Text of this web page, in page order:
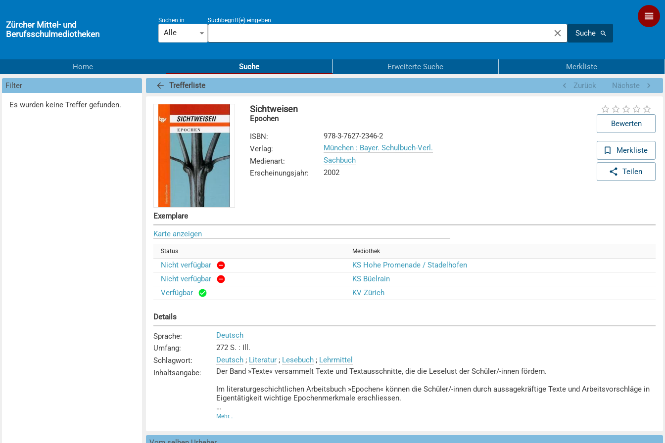
Zürcher Mittel- und
Berufsschulmediotheken
Suchen in
Alle
Suchbegriff(e) eingeben
Suche
Home Suche Erweiterte Suche Merkliste
Filter
Es wurden keine Treffer gefunden.
Trefferliste Zurück Nächste
Sichtweisen
Epochen
ISBN:
978-3-7627-2346-2
Verlag:
München : Bayer. Schulbuch-Verl.
Medienart:
Sachbuch
Erscheinungsjahr: 2002
Bewerten
Merkliste
Teilen
Exemplare
Karte anzeigen
Status Mediothek
Nicht verfügbar
KS Hohe Promenade / Stadelhofen
Nicht verfügbar
KS Büelrain
Verfügbar
KV Zürich
Details
Sprache:
Deutsch
Umfang:
272 S. : Ill.
Schlagwort: Deutsch; Literatur; Lesebuch; Lehrmittel
Inhaltsangabe:
Der Band »Texte« versammelt Texte und Textausschnitte, die die Leselust der Schüler/-innen fördern.
Im literaturgeschichtlichen Arbeitsbuch »Epochen« können die Schüler/-innen durch aussagekräftige Texte und Arbeitsvorschläge in
Eigentätigkeit wichtige Epochenmerkmale erschliessen.
Grundlegende Arbeitstechniken im Umgang mit Sprache und Literatur vermittelt Schritt für Schritt der Band »Methoden«. Hierbei steht
Mehr...